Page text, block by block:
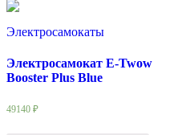
Электросамокаты
Электросамокат E-Twow
Booster Plus Blue
49140 ₽